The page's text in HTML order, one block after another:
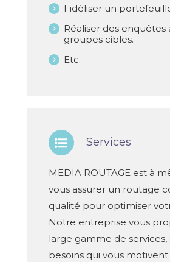
Fidéliser un
Réaliser des enquêtes
groupes cibles.
Etc.
Services
MEDIA ROUTAGE est à
vous assurer un routage
qualité pour optimiser
Notre entreprise vous
large gamme de services,
besoins qui vous motivent